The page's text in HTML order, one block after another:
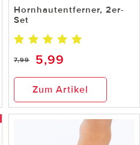
Hornhautentferner, 2er-
Set
7,99 5,99
Zum Artikel